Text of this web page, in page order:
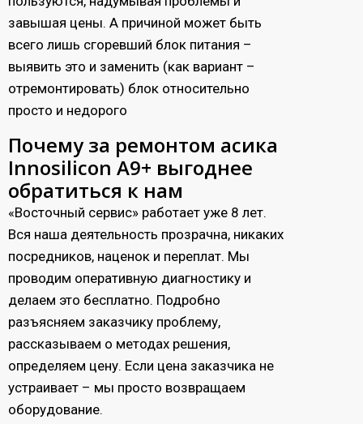
завышая цены. А причиной может быть
всего лишь сгоревший блок питания –
выявить это и заменить (как вариант –
отремонтировать) блок относительно
просто и недорого
Почему за ремонтом асика
Innosilicon A9+ выгоднее
обратиться к нам
«Восточный сервис» работает уже 8 лет.
Вся наша деятельность прозрачна, никаких
посредников, наценок и переплат. Мы
проводим оперативную диагностику и
делаем это бесплатно. Подробно
разъясняем заказчику проблему,
рассказываем о методах решения,
определяем цену. Если цена заказчика не
устраивает – мы просто возвращаем
оборудование.